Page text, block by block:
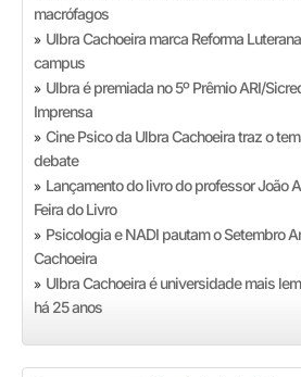
macrófagos
» Ulbra Cachoeira marca Reforma
campus
» Ulbra é premiada no 5º Prêmio ARI/
Imprensa
» Cine Psico da Ulbra Cachoeira traz o
debate
» Lançamento do livro do professor João
Feira do Livro
» Psicologia e NADI pautam o Setembro
Cachoeira
» Ulbra Cachoeira é universidade mais
há 25 anos